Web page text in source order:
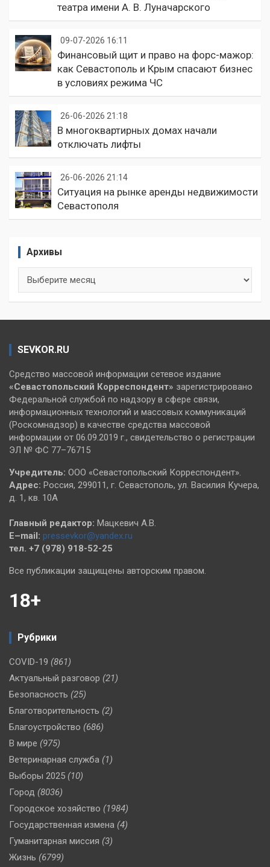
театра имени А. В. Луначарского
09-07-2026 16:11
Финансовый щит и право на форс-мажор:
как Севастополь и Крым спасают бизнес
в условиях режима ЧС
26-06-2026 21:18
В многоквартирных домах начали
отключать лифты
26-06-2026 21:14
Ситуация на рынке аренды недвижимости
Севастополя
Архивы
SEVKOR.RU
Средство массовой информации сетевое издание
«Севастопольский Корреспондент» зарегистрировано
Федеральной службой по надзору в сфере связи,
информационных технологий и массовых коммуникаций
(Роскомнадзор) в качестве средства массовой
информации от 06.09.2019 г., свидетельство о регистрации
ЭЛ № ФС 77–76715
Учредитель: ООО «Севастопольский Корреспондент».
Адрес: Россия, 299011, г. Севастополь, ул. Василия Кучера,
д. 1, кв. 10А
Главный редактор: Мацкевич А.В.
E–mail: pressevkor@yandex.ru
тел. +7 (978) 918-52-25
Все публикации защищены авторским правом.
18+
Рубрики
COVID-19 (861)
Актуальный разговор (21)
Безопасность (25)
Благотворительность (2)
Благоустройство (686)
В мире (975)
Ветеринарная служба (1)
Выборы 2025 (10)
Город (8036)
Городское хозяйство (1984)
Государственная измена (4)
Гуманитарная миссия (3)
Жизнь (6799)